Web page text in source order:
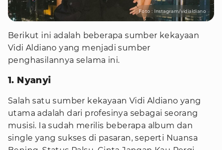
Foto : Instagram/vidialdiano
Berikut ini adalah beberapa sumber kekayaan
Vidi Aldiano yang menjadi sumber
penghasilannya selama ini.
1. Nyanyi
Salah satu sumber kekayaan Vidi Aldiano yang
utama adalah dari profesinya sebagai seorang
musisi. Ia sudah merilis beberapa album dan
single yang sukses di pasaran, seperti Nuansa